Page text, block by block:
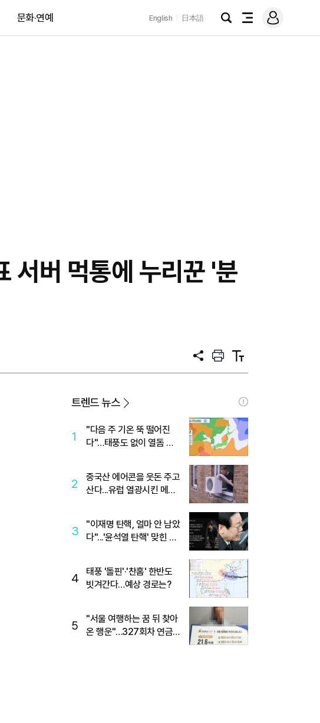
문화·연예 English 日本語
검
전
메
그
버 먹통에 누리꾼 '분
공
프
트
텍
트
트렌드 뉴스
1
"다음 주 기온 뚝 떨어진
다"…태풍도 없이 열돔 박
2
중국산 에어콘을 웃돈 주고
산다...유럽 열광시킨 메이
3
"이재명 탄핵, 얼마 안 남았
다"...'윤석열 탄핵' 맞힌 무
4
태풍 '돌핀'·'찬홈' 한반도
빗겨간다…예상 경로는?
5
"서울 여행하는 꿈 뒤 찾아
온 행운"…327회차 연금